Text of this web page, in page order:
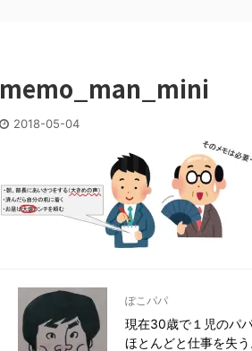
memo_man_mini
2018-05-04
ぽこパパ
現在30歳で１児のパ
ほとんどと仕事を失う